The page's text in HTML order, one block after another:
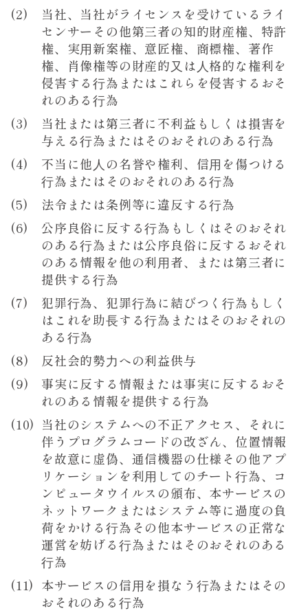
当社、当社がライセンスを受けているライ
センサーその他第三者の知的財産権、特許
権、実⽤新案権、意匠権、商標権、著作
権、肖像権等の財産的⼜は⼈格的な権利を
侵害する⾏為またはこれらを侵害するおそ
れのある⾏為
当社または第三者に不利益もしくは損害を
与える⾏為またはそのおそれのある⾏為
不当に他⼈の名誉や権利、信⽤を傷つける
⾏為またはそのおそれのある⾏為
法令または条例等に違反する⾏為
公序良俗に反する⾏為もしくはそのおそれ
のある⾏為または公序良俗に反するおそれ
のある情報を他の利⽤者、または第三者に
提供する⾏為
犯罪⾏為、犯罪⾏為に結びつく⾏為もしく
はこれを助⻑する⾏為またはそのおそれの
ある⾏為
反社会的勢⼒への利益供与
事実に反する情報または事実に反するおそ
れのある情報を提供する⾏為
当社のシステムへの不正アクセス、それに
伴うプログラムコードの改ざん、位置情報
を故意に虚偽、通信機器の仕様その他アプ
リケーションを利⽤してのチート⾏為、コ
ンピュータウイルスの頒布、本サービスの
ネットワークまたはシステム等に過度の負
荷をかける⾏為その他本サービスの正常な
運営を妨げる⾏為またはそのおそれのある
⾏為
本サービスの信⽤を損なう⾏為またはその
おそれのある⾏為